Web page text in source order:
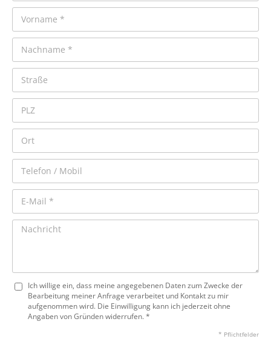
Ich willige ein, dass meine angegebenen Daten zum Zwecke der
Bearbeitung meiner Anfrage verarbeitet und Kontakt zu mir
aufgenommen wird. Die Einwilligung kann ich jederzeit ohne
Angaben von Gründen widerrufen. *
* Pflichtfelder